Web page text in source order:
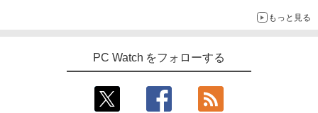
ノートパソコン 14インチ 新品 Windows
モリ 8GB SSD 128GB 256GB 512GB 1
TB Webカメラ WiFi Bluetooth 選べる
ASUS エイスース 液晶ディスプレイ Ey
￥15,800
￥1,100
もっと見る
PC Watch をフォローする